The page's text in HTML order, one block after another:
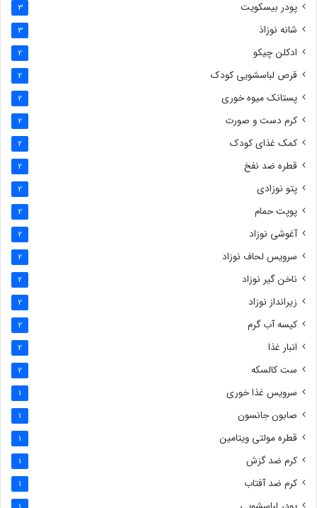
پودر بیسکویت 3
شانه نوزاذ 3
ادکلن چیکو 2
قرص لباسشویی کودک 2
پستانک میوه خوری 2
کرم دست و صورت 2
کمک غذای کودک 2
قطره ضد نفخ 2
پتو نوزادی 2
پوپت حمام 2
آغوشی نوزاد 2
سرویس لحاف نوزاد 2
ناخن گیر نوزاد 2
زیرانداز نوزاد 2
کیسه آب گرم 2
انبار غذا 2
ست کالسکه 2
سرویس غذا خوری 1
صابون جانسون 1
قطره مولتی ویتامین 1
کرم ضد گزش 1
کرم ضد آفتاب 1